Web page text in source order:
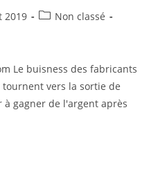
2019
PostNon classé
Le buisness des fabricants
vers la sortie de
gagner de l'argent après